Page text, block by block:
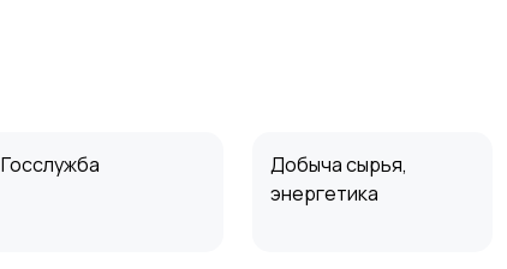
Госслужба
Добыча сырья,
энергетика